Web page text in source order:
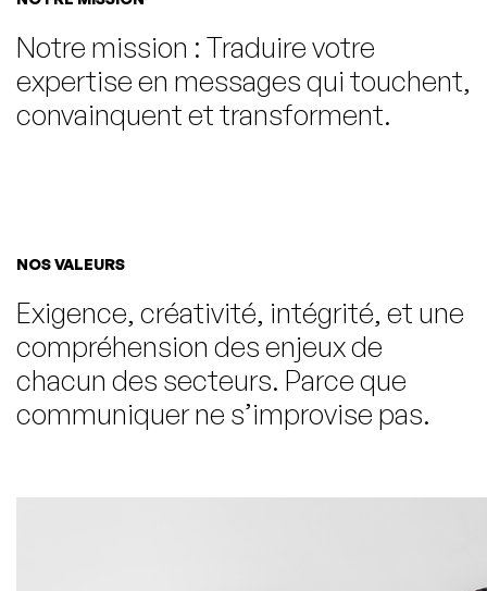
Notre mission : Traduire votre
expertise en messages qui touchent,
convainquent et transforment.
NOS VALEURS
Exigence, créativité, intégrité, et une
compréhension des enjeux de
chacun des secteurs. Parce que
communiquer ne s’improvise pas.